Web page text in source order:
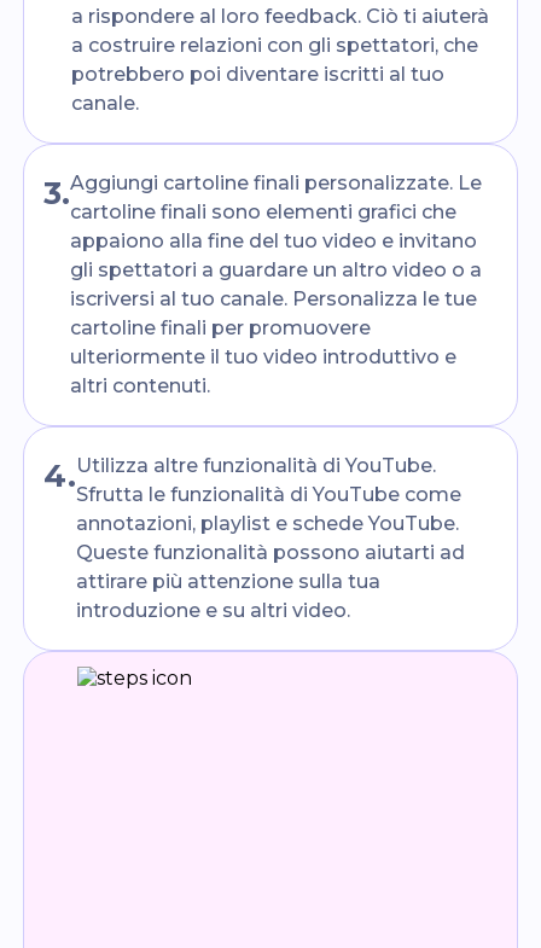
a rispondere al loro feedback. Ciò ti aiuterà
a costruire relazioni con gli spettatori, che
potrebbero poi diventare iscritti al tuo
canale.
3.Aggiungi cartoline finali personalizzate. Le
cartoline finali sono elementi grafici che
appaiono alla fine del tuo video e invitano
gli spettatori a guardare un altro video o a
iscriversi al tuo canale. Personalizza le tue
cartoline finali per promuovere
ulteriormente il tuo video introduttivo e
altri contenuti.
4.Utilizza altre funzionalità di YouTube.
Sfrutta le funzionalità di YouTube come
annotazioni, playlist e schede YouTube.
Queste funzionalità possono aiutarti ad
attirare più attenzione sulla tua
introduzione e su altri video.